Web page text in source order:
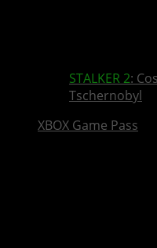
STALKER 2:
Tschernobyl
XBOX Game Pass